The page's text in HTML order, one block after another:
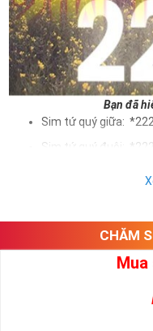
Bạn đã
Sim tứ quý giữa:
Sim tứ quý đuôi:
như sự sắp xếp của các
Ý nghĩa sim tứ quý 2
CHĂM